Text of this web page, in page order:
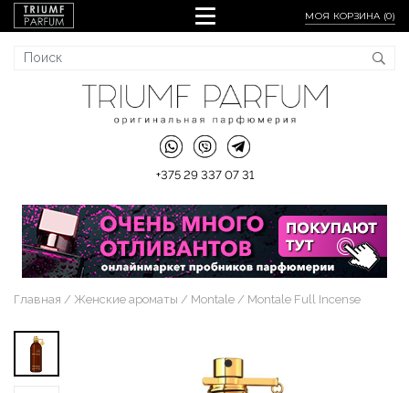
МОЯ КОРЗИНА (0)
+375 29 337 07 31
Главная Женские ароматы Montale Montale Full Incense